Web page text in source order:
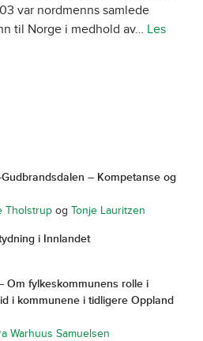
var nordmenns samlede
til Norge i medhold av… Les
– Kompetanse og
Tholstrupog Tonje Lauritzen
i Innlandet
Om fylkeskommunens rolle i
i kommunene i tidligere Oppland
Warhuus Samuelsen